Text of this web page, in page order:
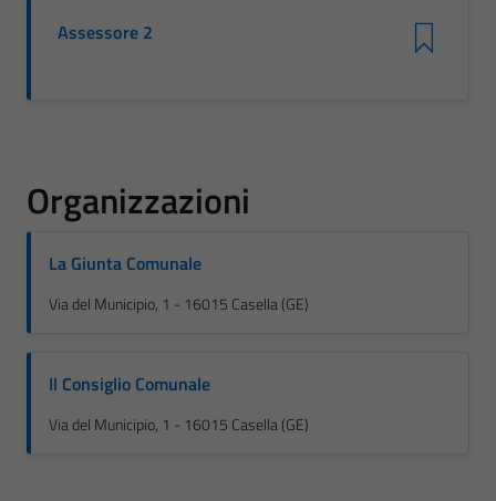
Assessore 2
Organizzazioni
La Giunta Comunale
Via del Municipio, 1 - 16015 Casella (GE)
Il Consiglio Comunale
Via del Municipio, 1 - 16015 Casella (GE)